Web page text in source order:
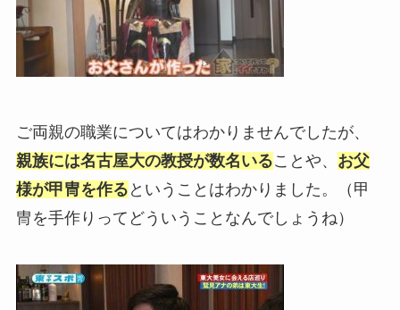
ご両親の職業についてはわかりませんでしたが、
親族には名古屋大の教授が数名いることや、 お父
様が甲冑を作る ということはわかりました。（甲
冑を手作りってどういうことなんでしょうね）